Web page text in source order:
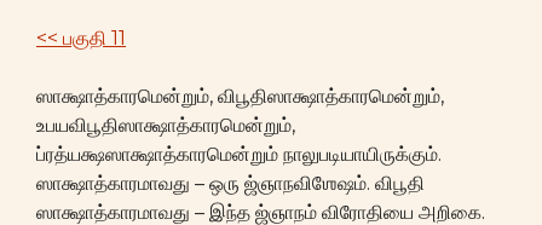
<< பகுதி 11
ஸாக்ஷாத்காரமென்றும், விபூதிஸாக்ஷாத்காரமென்றும்,
உபயவிபூதிஸாக்ஷாத்காரமென்றும்,
ப்ரத்யக்ஷஸாக்ஷாத்காரமென்றும் நாலுபடியாயிருக்கும்.
ஸாக்ஷாத்காரமாவது – ஒரு ஜ்ஞாநவிஶேஷம். விபூதி
ஸாக்ஷாத்காரமாவது – இந்த ஜ்ஞாநம் விரோதியை அறிகை.